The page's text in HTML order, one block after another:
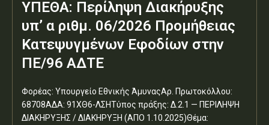
ΥΠΕΘΑ: Περίληψη Διακήρυξης
υπ’ α ριθμ. 06/2026 Προμήθειας
Κατεψυγμένων Εφοδίων στην
ΠΕ/96 ΑΔΤΕ
Φορέας: Υπουργείο Εθνικής ΆμυναςΑρ. Πρωτοκόλλου:
68708ΑΔΑ: 91ΧΘ6-ΛΣΗΤύπος πράξης: Δ.2.1 — ΠΕΡΙΛΗΨΗ
ΔΙΑΚΗΡΥΞΗΣ / ΔΙΑΚΗΡΥΞΗ (ΑΠΟ 1.10.2025)Θέμα: